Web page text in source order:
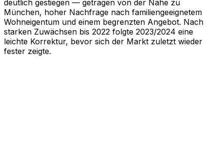
deutlich gestiegen — getragen von der Nähe zu
München, hoher Nachfrage nach familiengeeignetem
Wohneigentum und einem begrenzten Angebot. Nach
starken Zuwächsen bis 2022 folgte 2023/2024 eine
leichte Korrektur, bevor sich der Markt zuletzt wieder
fester zeigte.